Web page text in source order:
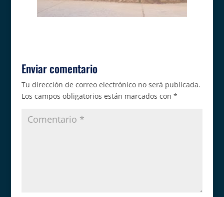
Enviar comentario
Tu dirección de correo electrónico no será publicada.
Los campos obligatorios están marcados con *